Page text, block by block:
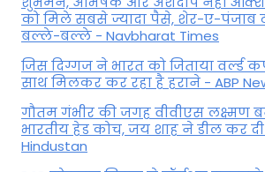
को मिले सबसे ज्यादा पैसे, शेर-ए-पंजाब
बल्ले-बल्ले - Navbharat Times
जिस दिग्गज ने भारत को जिताया वर्ल्ड
साथ मिलकर कर रहा है हराने - ABP
गौतम गंभीर की जगह वीवीएस लक्ष्मण
भारतीय हेड कोच, जय शाह ने डील कर
Hindustan